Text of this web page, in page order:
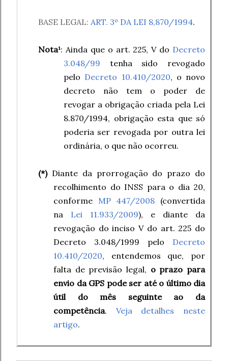
BASE LEGAL: ART. 3º DA LEI 8,870/1994.
Nota¹: Ainda queo art. 225, V do Decreto
3.048/99 tenha sido revogado
pelo Decreto 10.410/2020, o novo
decreto não tem o poder de
revogar a obrigação criada pela Lei
8.870/1994, obrigação esta que só
poderia ser revogada por outra lei
ordinária, o que não ocorreu.
(*) Diante da prorrogação do prazo do
recolhimento do INSS para o dia 20,
conforme MP 447/2008 (convertida
na Lei 11.933/2009), e diante da
revogação do inciso V do art. 225 do
Decreto 3.048/1999 pelo Decreto
10.410/2020, entendemos que, por
falta de previsão legal, o prazo para
envio da GPS pode ser até o último dia
útil do mês seguinte ao da
competência. Veja detalhes neste
artigo.